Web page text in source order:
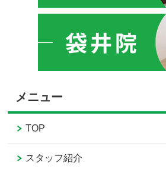
メニュー
TOP
スタッフ紹介